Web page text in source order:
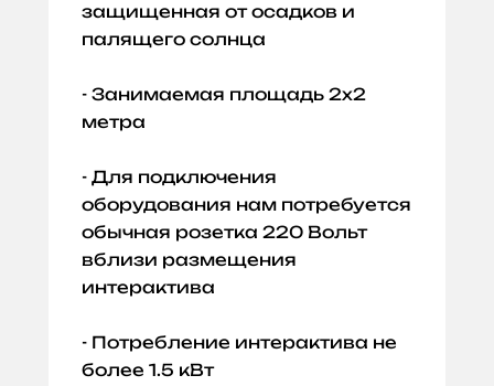
защищенная от осадков и
палящего солнца
- Занимаемая площадь 2х2
метра
- Для подключения
оборудования нам потребуется
обычная розетка 220 Вольт
вблизи размещения
интерактива
- Потребление интерактива не
более 1.5 кВт